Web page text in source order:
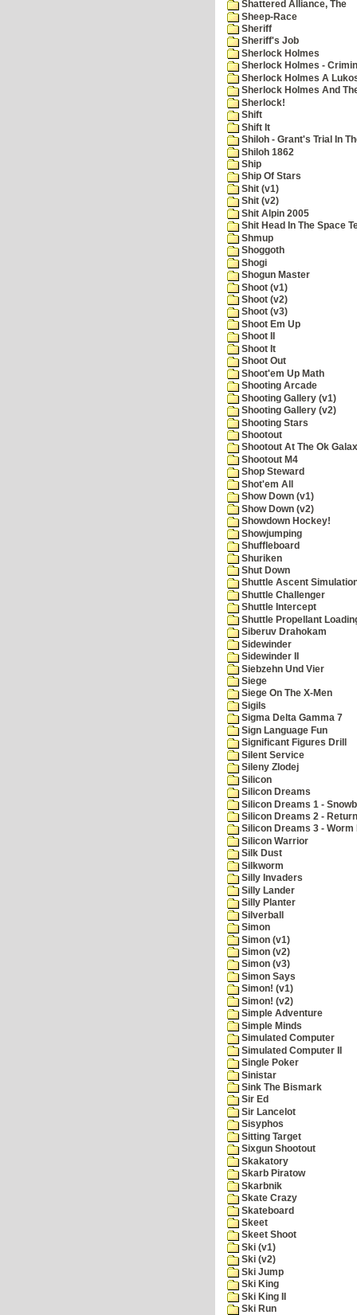
Shattered Alliance, The
Sheep-Race
Sheriff
Sheriff's Job
Sherlock Holmes
Sherlock Holmes -
Sherlock Holmes A
Sherlock Holmes And
Sherlock!
Shift
Shift It
Shiloh - Grant's Trial In
Shiloh 1862
Ship
Ship Of Stars
Shit (v1)
Shit (v2)
Shit Alpin 2005
Shit Head In The Space
Shmup
Shoggoth
Shogi
Shogun Master
Shoot (v1)
Shoot (v2)
Shoot (v3)
Shoot Em Up
Shoot II
Shoot It
Shoot Out
Shoot'em Up Math
Shooting Arcade
Shooting Gallery (v1)
Shooting Gallery (v2)
Shooting Stars
Shootout
Shootout At The Ok
Shootout M4
Shop Steward
Shot'em All
Show Down (v1)
Show Down (v2)
Showdown Hockey!
Showjumping
Shuffleboard
Shuriken
Shut Down
Shuttle Ascent
Shuttle Challenger
Shuttle Intercept
Shuttle Propellant
Siberuv Drahokam
Sidewinder
Sidewinder II
Siebzehn Und Vier
Siege
Siege On The X-Men
Sigils
Sigma Delta Gamma 7
Sign Language Fun
Significant Figures Drill
Silent Service
Sileny Zlodej
Silicon
Silicon Dreams
Silicon Dreams 1 -
Silicon Dreams 2 -
Silicon Dreams 3 - Worm
Silicon Warrior
Silk Dust
Silkworm
Silly Invaders
Silly Lander
Silly Planter
Silverball
Simon
Simon (v1)
Simon (v2)
Simon (v3)
Simon Says
Simon! (v1)
Simon! (v2)
Simple Adventure
Simple Minds
Simulated Computer
Simulated Computer II
Single Poker
Sinistar
Sink The Bismark
Sir Ed
Sir Lancelot
Sisyphos
Sitting Target
Sixgun Shootout
Skakatory
Skarb Piratow
Skarbnik
Skate Crazy
Skateboard
Skeet
Skeet Shoot
Ski (v1)
Ski (v2)
Ski Jump
Ski King
Ski King II
Ski Run